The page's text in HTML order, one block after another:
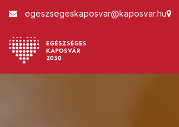
egeszsegeskaposvar@kaposvar.hu